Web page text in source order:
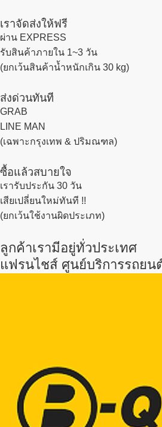
เราจัดส่งให้ฟรี
ผ่าน EXPRESS
รับสินค้าภายใน 1~3 วัน
(ยกเว้นสินค้าน้ำหนักเกิน 30 kg)
ส่งด่วนทันที
GRAB
LINE MAN
(เฉพาะกรุงเทพ & ปริมณฑล)
ซื้อแล้วสบายใจ
เรารับประกัน 30 วัน
เสียเปลี่ยนใหม่ทันที !!
(ยกเว้นใช้งานผิดประเภท)
ลูกค้าเรามีอยู่ทั่วประเทศ
แฟรนไชส์ ศูนย์บริการรถยน